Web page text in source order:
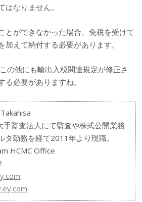
なりません。
とができなかった場合、免税を受けて
加えて納付する必要があります。
の他にも輸出入税関連規定が修正さ
必要がありますね。
手監査法人にて監査や株式公開業務
タ勤務を経て2011年より現職。
HCMC Office